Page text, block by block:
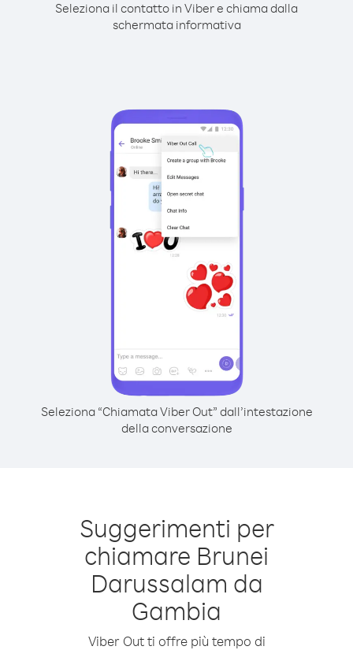
Seleziona il contatto in Viber e chiama dalla
schermata informativa
Seleziona “Chiamata Viber Out” dall’intestazione
della conversazione
Suggerimenti per
chiamare Brunei
Darussalam da
Gambia
Viber Out ti offre più tempo di